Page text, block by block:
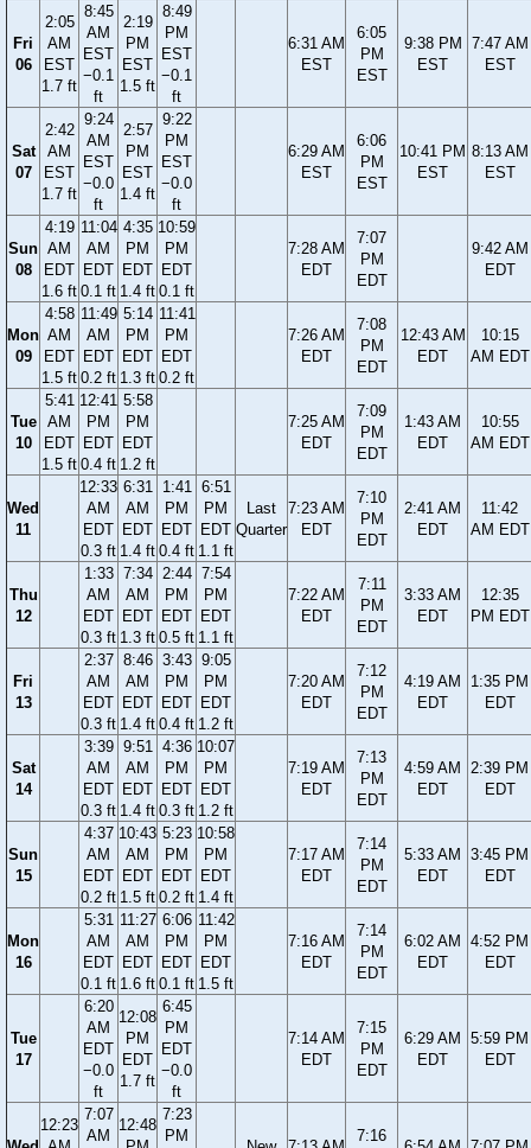
Fri
06
2:05
AM
EST
1.7 ft
8:45
AM
EST
−0.1
ft
2:19
PM
EST
1.5 ft
8:49
PM
EST
−0.1
ft
6:31 AM
EST
6:05
PM
EST
9:38 PM
EST
7:47 AM
EST
Sat
07
2:42
AM
EST
1.7 ft
9:24
AM
EST
−0.0
ft
2:57
PM
EST
1.4 ft
9:22
PM
EST
−0.0
ft
6:29 AM
EST
6:06
PM
EST
10:41 PM
EST
8:13 AM
EST
Sun
08
4:19
AM
EDT
1.6 ft
11:04
AM
EDT
0.1 ft
4:35
PM
EDT
1.4 ft
10:59
PM
EDT
0.1 ft
7:28 AM
EDT
7:07
PM
EDT
9:42 AM
EDT
Mon
09
4:58
AM
EDT
1.5 ft
11:49
AM
EDT
0.2 ft
5:14
PM
EDT
1.3 ft
11:41
PM
EDT
0.2 ft
7:26 AM
EDT
7:08
PM
EDT
12:43 AM
EDT
10:15
AM EDT
Tue
10
5:41
AM
EDT
1.5 ft
12:41
PM
EDT
0.4 ft
5:58
PM
EDT
1.2 ft
7:25 AM
EDT
7:09
PM
EDT
1:43 AM
EDT
10:55
AM EDT
Wed
11
12:33
AM
EDT
0.3 ft
6:31
AM
EDT
1.4 ft
1:41
PM
EDT
0.4 ft
6:51
PM
EDT
1.1 ft
Last
Quarter
7:23 AM
EDT
7:10
PM
EDT
2:41 AM
EDT
11:42
AM EDT
Thu
12
1:33
AM
EDT
0.3 ft
7:34
AM
EDT
1.3 ft
2:44
PM
EDT
0.5 ft
7:54
PM
EDT
1.1 ft
7:22 AM
EDT
7:11
PM
EDT
3:33 AM
EDT
12:35
PM EDT
Fri
13
2:37
AM
EDT
0.3 ft
8:46
AM
EDT
1.4 ft
3:43
PM
EDT
0.4 ft
9:05
PM
EDT
1.2 ft
7:20 AM
EDT
7:12
PM
EDT
4:19 AM
EDT
1:35 PM
EDT
Sat
14
3:39
AM
EDT
0.3 ft
9:51
AM
EDT
1.4 ft
4:36
PM
EDT
0.3 ft
10:07
PM
EDT
1.2 ft
7:19 AM
EDT
7:13
PM
EDT
4:59 AM
EDT
2:39 PM
EDT
Sun
15
4:37
AM
EDT
0.2 ft
10:43
AM
EDT
1.5 ft
5:23
PM
EDT
0.2 ft
10:58
PM
EDT
1.4 ft
7:17 AM
EDT
7:14
PM
EDT
5:33 AM
EDT
3:45 PM
EDT
Mon
16
5:31
AM
EDT
0.1 ft
11:27
AM
EDT
1.6 ft
6:06
PM
EDT
0.1 ft
11:42
PM
EDT
1.5 ft
7:16 AM
EDT
7:14
PM
EDT
6:02 AM
EDT
4:52 PM
EDT
Tue
17
6:20
AM
EDT
−0.0
ft
12:08
PM
EDT
1.7 ft
6:45
PM
EDT
−0.0
ft
7:14 AM
EDT
7:15
PM
EDT
6:29 AM
EDT
5:59 PM
EDT
12:23
7:07
AM
12:48
7:23
PM
7:16